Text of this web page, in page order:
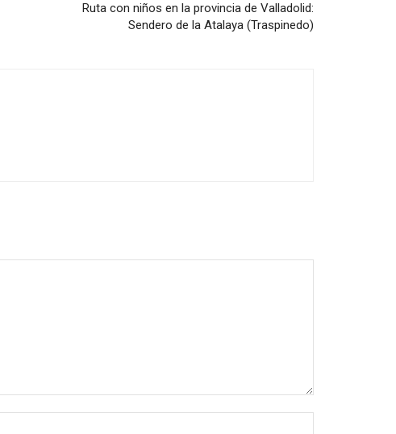
Ruta con niños en la provincia de Valladolid:
Sendero de la Atalaya (Traspinedo)